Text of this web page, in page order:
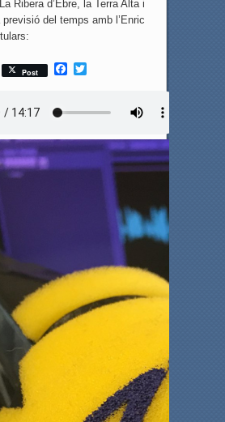
Ribera d’Ebre, la Terra Alta i
del temps amb l’Enric
Post
F
o
T
r